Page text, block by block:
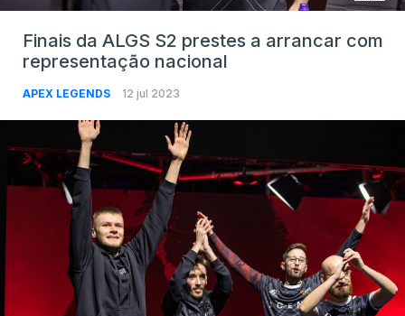
Finais da ALGS S2 prestes a arrancar com
representação nacional
APEX LEGENDS 12 jul 2023